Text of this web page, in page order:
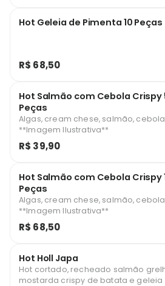
Hot Geleia de Pimenta 10 Peças
R$ 68,50
Hot Salmão com Cebola Crispy
Peças
Algas, cream chese, salmão,
**Imagem Ilustrativa**
R$ 39,90
Hot Salmão com Cebola Crispy
Peças
Algas, cream chese, salmão,
**Imagem Ilustrativa**
R$ 68,50
Hot Holl Japa
Hot cortado, recheado salmão
mostarda crispy de batata e geleia